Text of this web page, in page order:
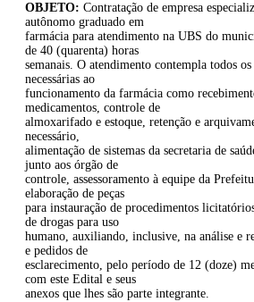
OBJETO: Contratação de empresa
autônomo graduado em
farmácia para atendimento na UBS do
de 40 (quarenta) horas
semanais. O atendimento contempla todos
necessárias ao
funcionamento da farmácia como
medicamentos, controle de
almoxarifado e estoque, retenção e
necessário,
alimentação de sistemas da secretaria de
junto aos órgão de
controle, assessoramento à equipe da
elaboração de peças
para instauração de procedimentos
de drogas para uso
humano, auxiliando, inclusive, na análise e
e pedidos de
esclarecimento, pelo período de 12 (doze)
com este Edital e seus
anexos que lhes são parte integrante.